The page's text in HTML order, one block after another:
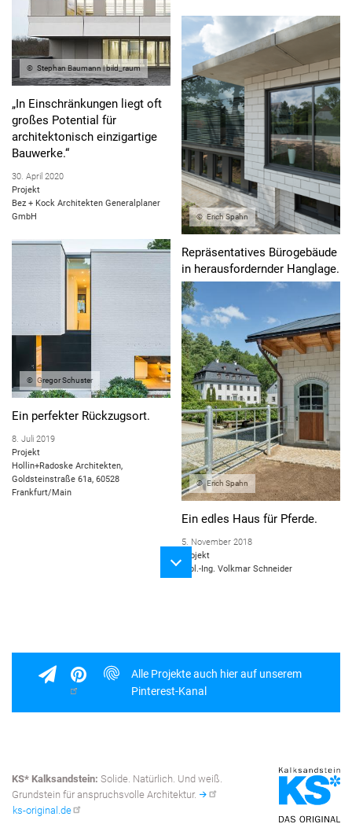
Stephan Baumann | bild_raum
„In Einschränkungen liegt oft
großes Potential für
architektonisch einzigartige
Bauwerke.“
30. April 2020
Projekt
Bez + Kock Architekten Generalplaner
GmbH
Erich Spahn
Repräsentatives Bürogebäude
in herausfordernder Hanglage.
27. März 2020
Projekt
Anton Schmidt
Gregor Schuster
Ein perfekter Rückzugsort.
8. Juli 2019
Projekt
Hollin+Radoske Architekten,
Goldsteinstraße 61a, 60528
Frankfurt/Main
Erich Spahn
Ein edles Haus für Pferde.
5. November 2018
Projekt
Dipl.-Ing. Volkmar Schneider
Alle Projekte auch hier auf unserem
Pinterest-Kanal
KS* Kalksandstein: Solide. Natürlich. Und weiß.
Grundstein für anspruchsvolle Architektur.
ks-original.de